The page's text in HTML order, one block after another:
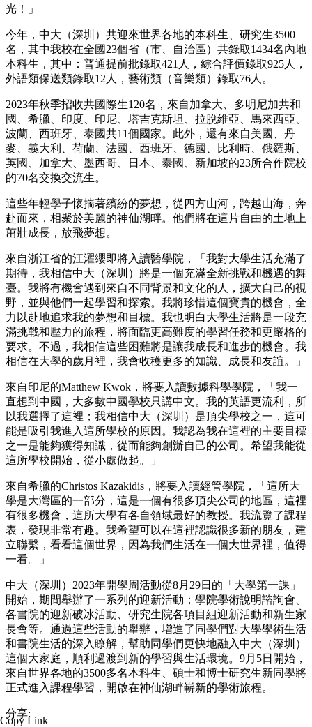
光！」
今年，中大（深圳）共迎來世界各地的本科生、研究生3500
名，其中我校在全國23個省（市、自治區）共錄取1434名內地
本科生，其中：普通提前批錄取421人，綜合評價錄取925人，
外語類保送類錄取12人，藝術類（音樂類）錄取76人。
2023年秋季招收共國際生120名，來自加拿大、多明尼加共和
國、希臘、印度、印尼、塔吉克斯坦、拉脫維亞、馬來西亞、
波蘭、西班牙、泰國共11個國家。此外，還有來自美國、丹
麥、義大利、荷蘭、法國、西班牙、德國、比利時、俄羅斯、
英國、加拿大、墨西哥、日本、泰國、新加坡的23所合作院校
的70名交換交流生。
這些年輕學子懷揣著繽紛的夢想，從四方山河，跨越山海，奔
赴而來，相聚於美麗的神仙湖畔。他們將在這片自由的土地上
茁壯成長，放飛夢想。
來自浙江省的江濯纓即將入讀醫學院，「我對大學生活充滿了
期待，我相信中大（深圳）將是一個充滿全新挑戰和機遇的舞
臺。我將有機會遇到來自不同背景和文化的人，擴大自己的視
野，並與他們一起學習和探索。我將珍惜這個寶貴的機會，全
力以赴地追求我的夢想和目標。我也明白大學生活將是一段充
滿挑戰和壓力的旅程，將面臨更高難度的學習任務和更嚴格的
要求。不過，我相信這些困難將是讓我成長和進步的機會。我
相信在大學的歲月裡，我會收穫更多的知識、成長和友誼。」
來自印尼的Matthew Kwok，將要入讀數據科學學院，「我一
直想到中國，大多數中國學校只講中文。我的英語更流利，所
以我選擇了這裡；我相信中大（深圳）是頂尖學校之一，這可
能是吸引我進入這所學校的原因。我認為我在這裡的主要目標
之一是能夠獲得知識，從而能夠創辦自己的公司。希望我能從
這所學校開始，從小處做起。」
來自希臘的Christos Kazakidis，將要入讀經管學院，「這所大
學是大灣區的一部分，這是一個有很多頂尖公司的地區，這裡
有很多機會，這所大學有各自領域最好的教授。我流覽了課程
表，發現非常有趣。我希望可以在這裡認識很多新的朋友，建
立聯繫，看看這個世界，因為我們生活在一個大世界裡，值得
一看。」
中大（深圳）2023年開學周活動從8月29日的「大學第一課」
開始，期間舉辦了一系列的迎新活動：學院學術說明諮詢會、
各書院的迎新破冰活動、研究生院各項目組迎新活動和新生家
長會等。通過這些活動的舉辦，增進了同學們對大學學術生活
和書院生活的深入瞭解，幫助同學們更快地融入中大（深圳）
這個大家庭，順利過渡到新的學習與生活環境。9月5日開始，
來自世界各地的3500多名本科生、碩士和博士研究生新同學將
正式進入課程學習，開啟在神仙湖畔嶄新的學術旅程。
分享:
Copy Link